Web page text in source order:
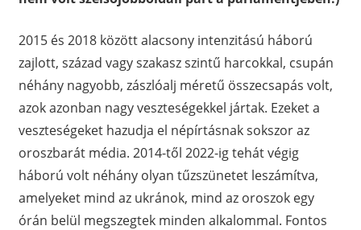
2015 és 2018 között alacsony intenzitású háború
zajlott, század vagy szakasz szintű harcokkal, csupán
néhány nagyobb, zászlóalj méretű összecsapás volt,
azok azonban nagy veszteségekkel jártak. Ezeket a
veszteségeket hazudja el népírtásnak sokszor az
oroszbarát média. 2014-től 2022-ig tehát végig
háború volt néhány olyan tűzszünetet leszámítva,
amelyeket mind az ukránok, mind az oroszok egy
órán belül megszegtek minden alkalommal. Fontos